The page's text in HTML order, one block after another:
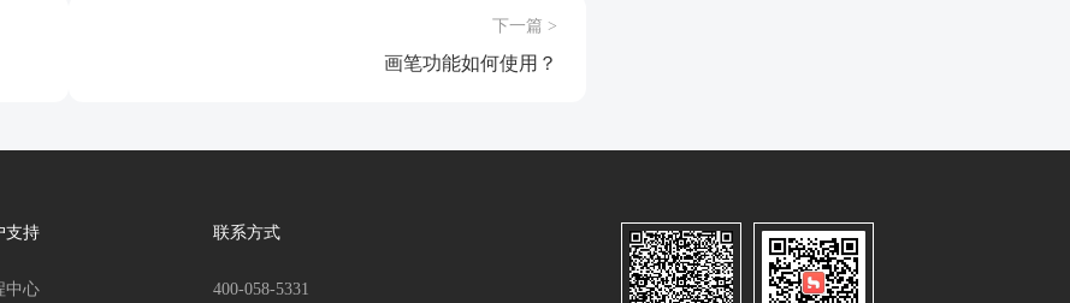
下一篇 >
画笔功能如何使用？
支持
中心
联系方式
400-058-5331